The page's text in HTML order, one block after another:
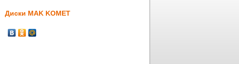
Диски MAK KOMET